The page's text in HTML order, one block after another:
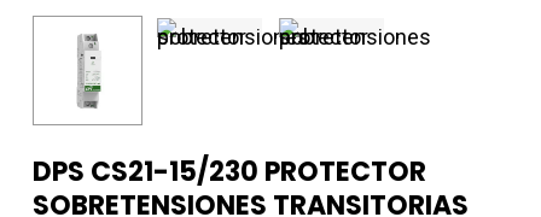
DPS CS21-15/230 PROTECTOR
SOBRETENSIONES TRANSITORIAS